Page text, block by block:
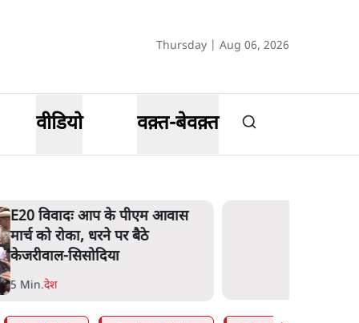
Thursday | Aug 06, 2026
वीडियो वक़्त-बेवक़्त
E20 विवादः आप के पीएम आवास
मार्च को रोका, धरने पर बैठे
केजरीवाल-सिसोदिया
5 Min.देश